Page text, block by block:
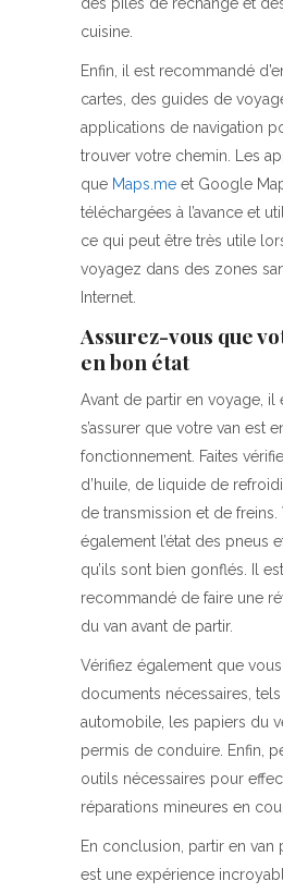
cuisine.
Enfin, il est recommandé
cartes, des guides de
applications de navigation
trouver votre chemin. Les
que Maps.me et Google
téléchargées à l’avance et
ce qui peut être très utile
voyagez dans des zones
Internet.
Assurez-vous que
en bon état
Avant de partir en voyage, il
s’assurer que votre van est
fonctionnement. Faites
d’huile, de liquide de
de transmission et de freins.
également l’état des pneus
qu’ils sont bien gonflés. Il
recommandé de faire une
du van avant de partir.
Vérifiez également que
documents nécessaires, tels
automobile, les papiers du
permis de conduire. Enfin,
outils nécessaires pour
réparations mineures en
En conclusion, partir en van
est une expérience